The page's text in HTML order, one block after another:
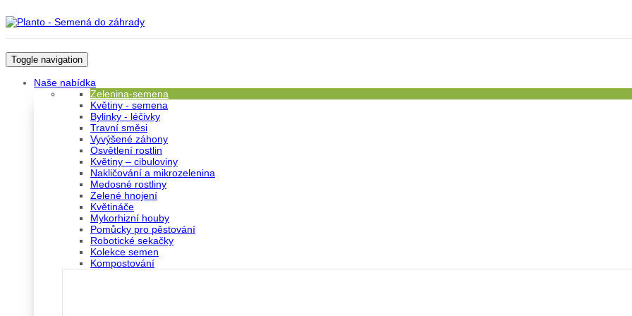
Toggle navigation
Naše nabídka
Zelenina-semena
Květiny - semena
Bylinky - léčivky
Travní směsi
Vyvýšené záhony
Osvětlení rostlin
Květiny – cibuloviny
Nakličování a mikrozelenina
Medosné rostliny
Zelené hnojení
Květináče
Mykorhizní houby
Pomůcky pro pěstování
Robotické sekačky
Kolekce semen
Kompostování